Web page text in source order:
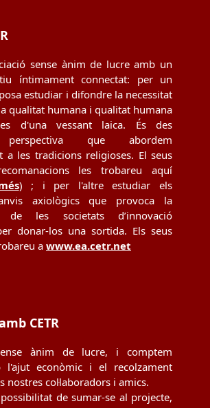
sense ànim de lucre amb un
íntimament connectat: per un
estudiar i difondre la necessitat
qualitat humana i qualitat humana
d'una vessant laica. És des
perspectiva que abordem
a les tradicions religioses. El seus
les trobareu aquí
) ; i per l'altre estudiar els
axiològics que provoca la
de les societats d’innovació
donar-los una sortida. Els seus
a www.ea.cetr.net
CETR
ànim de lucre, i comptem
l'ajut econòmic i el recolzament
nostres col·laboradors i amics.
de sumar-se al projecte,